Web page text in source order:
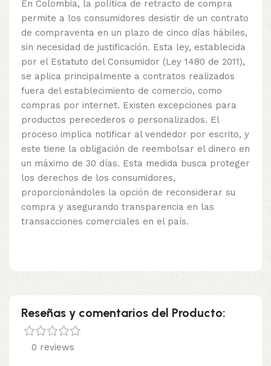
En Colombia, la política de retracto de compra
permite a los consumidores desistir de un contrato
de compraventa en un plazo de cinco días hábiles,
sin necesidad de justificación. Esta ley, establecida
por el Estatuto del Consumidor (Ley 1480 de 2011),
se aplica principalmente a contratos realizados
fuera del establecimiento de comercio, como
compras por internet. Existen excepciones para
productos perecederos o personalizados. El
proceso implica notificar al vendedor por escrito, y
este tiene la obligación de reembolsar el dinero en
un máximo de 30 días. Esta medida busca proteger
los derechos de los consumidores,
proporcionándoles la opción de reconsiderar su
compra y asegurando transparencia en las
transacciones comerciales en el país.
Reseñas y comentarios del Producto:
0 reviews